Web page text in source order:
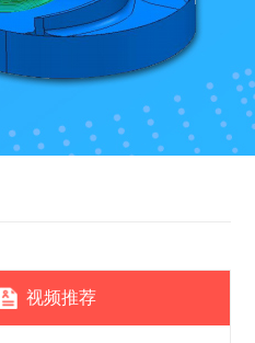
视频推荐